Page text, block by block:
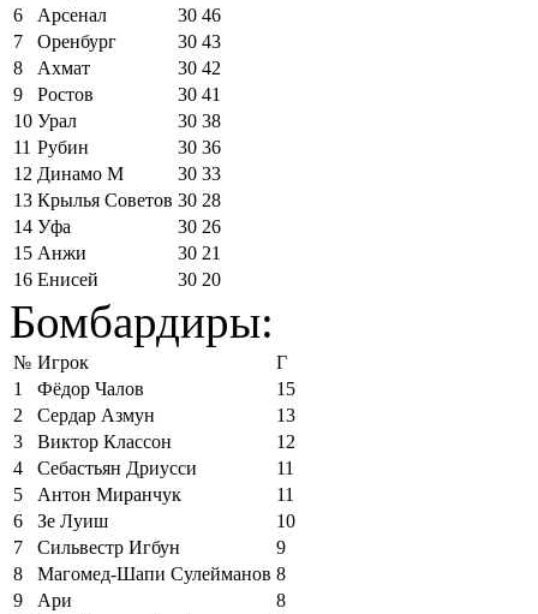
6
Арсенал 30 46
7
Оренбург 30 43
8
Ахмат 30 42
9
Ростов 30 41
10 Урал 30 38
11 Рубин 30 36
12 Динамо М 30 33
13 Крылья Советов 30 28
14 Уфа 30 26
15 Анжи 30 21
16 Енисей 30 20
Бомбардиры:
№ Игрок
Г
1
Фёдор Чалов
15
2
Сердар Азмун
13
3
Виктор Классон
12
4
Себастьян Дриусси
11
5
Антон Миранчук
11
6
Зе Луиш
10
7
Сильвестр Игбун
9
8
Магомед-Шапи Сулейманов 8
9
Ари
8